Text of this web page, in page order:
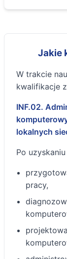
Jakie
W trakcie
kwalifikacje
INF.02.
lokalnych
Po
pracy,